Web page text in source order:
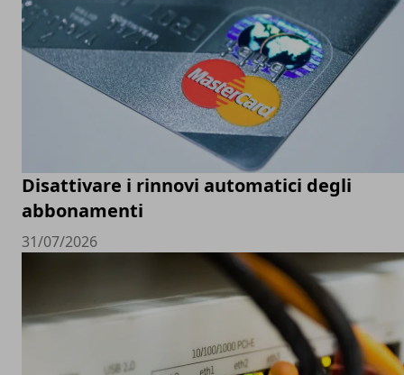
Disattivare i rinnovi automatici degli
abbonamenti
31/07/2026